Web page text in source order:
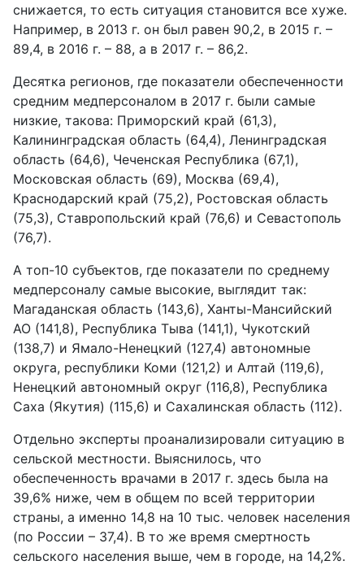
снижается, то есть ситуация становится все хуже.
Например, в 2013 г. он был равен 90,2, в 2015 г. –
89,4, в 2016 г. – 88, а в 2017 г. – 86,2.
Десятка регионов, где показатели обеспеченности
средним медперсоналом в 2017 г. были самые
низкие, такова: Приморский край (61,3),
Калининградская область (64,4), Ленинградская
область (64,6), Чеченская Республика (67,1),
Московская область (69), Москва (69,4),
Краснодарский край (75,2), Ростовская область
(75,3), Ставропольский край (76,6) и Севастополь
(76,7).
А топ-10 субъектов, где показатели по среднему
медперсоналу самые высокие, выглядит так:
Магаданская область (143,6), Ханты-Мансийский
АО (141,8), Республика Тыва (141,1), Чукотский
(138,7) и Ямало-Hенецкий (127,4) автономные
округа, республики Коми (121,2) и Алтай (119,6),
Ненецкий автономный округ (116,8), Республика
Саха (Якутия) (115,6) и Сахалинская область (112).
Отдельно эксперты проанализировали ситуацию в
сельской местности. Выяснилось, что
обеспеченность врачами в 2017 г. здесь была на
39,6% ниже, чем в общем по всей территории
страны, а именно 14,8 на 10 тыс. человек населения
(по России – 37,4). В то же время смертность
сельского населения выше, чем в городе, на 14,2%.